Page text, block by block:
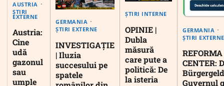
AUSTRIA
ȘTIRI
EXTERNE
Austria:
Cine
udă
gazonul
sau
umple
GERMANIA
ȘTIRI EXTERNE
INVESTIGAȚIE
| Iluzia
succesului pe
spatele
ȘTIRI INTERNE
OPINIE |
Dubla
măsură
care pute a
politică: De
la isteria
GERMANIA
ȘTIRI EXTERNE
CENTER:
Guvernul